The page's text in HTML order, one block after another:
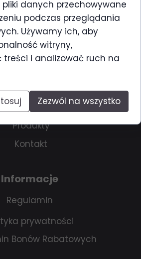
Informacje
Menu
Strona główna
O nas
Produkty
Kontakt
Bonów Rabatowych
prywatności
Regulamin
pliki danych przechowywane
podczas przeglądania
Używamy ich, aby
witryny,
treści i analizować ruch na
Zezwól na wszystko